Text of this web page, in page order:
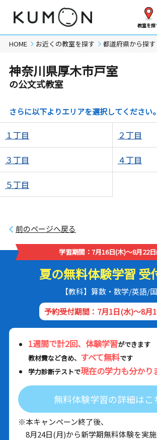
教室を探
HOME お近くの教室を探す 都道府県から探す
神奈川県厚木市戸室
の公文式教室
さらに以下よりエリアを選択してください。
１丁目 ２丁目
３丁目 ４丁目
５丁目
前のページへ戻る
学習期間：7月16日(木)～8月22
夏の無料体験学習 受
【教科】算数・数学/英語/
予約受付期間：7月1日(水)～8月
1週間で計2回、体験学習ができます
教材費など含め、 すべて無料です
学力診断テストで現在の学力も分かり
無料体験学習の詳細はこ
※本キャンペーン終了後、
8月24日(月)から新学期無料体験を実